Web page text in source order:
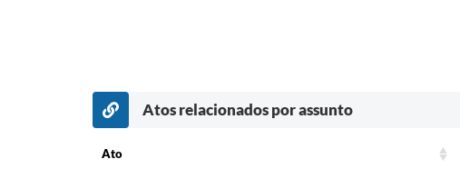
Atos relacionados por assunto
Ato